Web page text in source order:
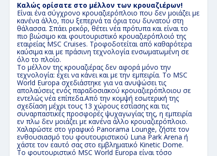
Καλώς ορίσατε στο μέλλον των κρουαζιέρων!
Είναι ένα σύγχρονο κρουαζιερόπλοιο που δεν μοιάζει με
κανένα άλλο, που ξεπερνά τα όρια του δυνατού στη
θάλασσα. Σπάει ρεκόρ, θέτει νέα πρότυπα και είναι το
πιο βιώσιμο και φουτουριστικό κρουαζιερόπλοιό της
εταιρείας MSC Cruises. Τροφοδοτείται από καθαρότερα
καύσιμα και με πράσινη τεχνολογία ενσωματωμένη σε
όλο το πλοίο.
Το μέλλον της κρουαζιέρας δεν αφορά μόνο την
τεχνολογία: έχει να κάνει και με την εμπειρία. Το MSC
World Europa σχεδιάστηκε για να ανυψώσει τις
απολαύσεις ενός παραδοσιακού κρουαζιερόπλοιου σε
εντελώς νέα επίπεδα.Από την κομψή εσωτερική της
σχεδίαση μέχρι τους 13 χώρους εστίασης και τις
συναρπαστικές προσφορές ψυχαγωγίας της, η εμπειρία
εν πλω δεν μοιάζει με κανένα άλλο κρουαζιερόπλοιο.
Χαλαρώστε στο γραφικό Panorama Lounge, ζήστε τον
ενθουσιασμό του φουτουριστικού Luna Park Arena ή
χάστε τον εαυτό σας στο εμβληματικό Kinetic Dome.
Το φουτουριστικό MSC World Europa είναι τόσο